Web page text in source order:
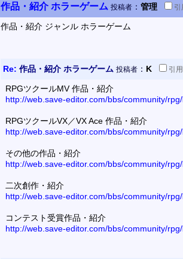
作品・紹介 ホラーゲーム 投稿者 ： 管理 引
作品・紹介 ジャンル ホラーゲーム
Re: 作品・紹介 ホラーゲーム 投稿者 ： K 引用
RPGツクールMV 作品・紹介
http://web.save-editor.com/bbs/community/
RPGツクールVX／VX Ace 作品・紹介
http://web.save-editor.com/bbs/community/
その他の作品・紹介
http://web.save-editor.com/bbs/community/
二次創作・紹介
http://web.save-editor.com/bbs/community/
コンテスト受賞作品・紹介
http://web.save-editor.com/bbs/community/